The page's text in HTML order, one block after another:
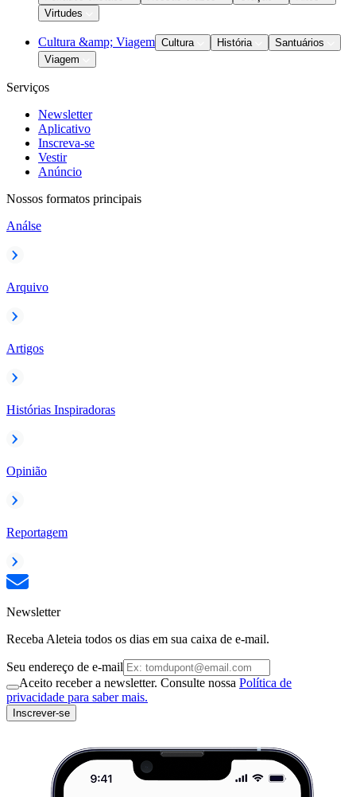
Virtudes
Cultura &amp; Viagem Cultura História
Santuários
Viagem
Serviços
Newsletter
Aplicativo
Inscreva-se
Vestir
Anúncio
Nossos formatos principais
Análse
Arquivo
Artigos
Histórias Inspiradoras
Opinião
Reportagem
Newsletter
Receba Aleteia todos os dias em sua caixa de e-mail.
Seu endereço de e-mail
Aceito receber a newsletter. Consulte nossa Política de
privacidade para saber mais.
Inscrever-se